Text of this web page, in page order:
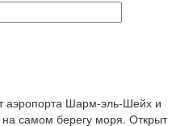
аэропорта Шарм-эль-Шейх и
самом берегу моря. Открыт